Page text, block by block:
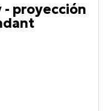
proyección